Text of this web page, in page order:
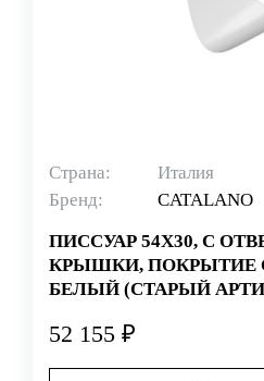
Страна:
Италия
Бренд:
CATALANO
ПИССУАР 54Х30, С
КРЫШКИ, ПОКРЫТИЕ
БЕЛЫЙ (СТАРЫЙ
52 155 ₽